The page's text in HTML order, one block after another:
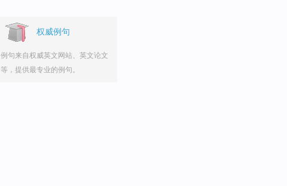
权威例句
例句来自权威英文网站、英文论文
等，提供最专业的例句。